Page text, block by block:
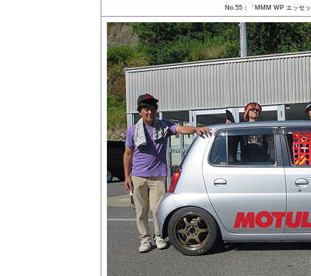
No.55：「MMM WP エッセ